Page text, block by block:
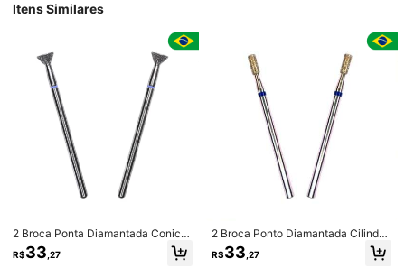
1/5
Itens Similares
2 Broca Ponta Diamantada Conica
Invertida PM 42 Brilho
R$33 ,27
2 Broca Ponto Diamantada Cilindri
ca Topo Plano PM 61 Brilho
R$33 ,27